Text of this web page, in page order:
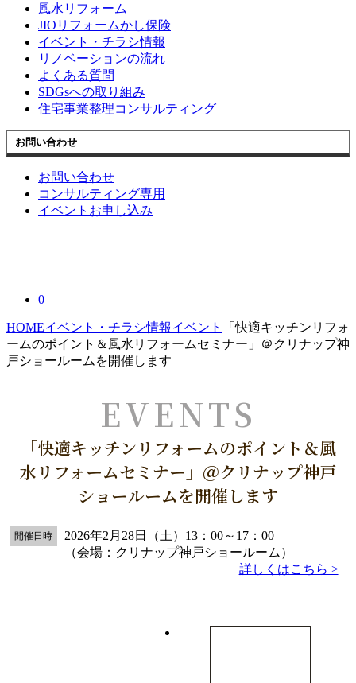
風水リフォーム
JIOリフォームかし保険
イベント・チラシ情報
リノベーションの流れ
よくある質問
SDGsへの取り組み
住宅事業整理コンサルティング
お問い合わせ
お問い合わせ
コンサルティング専用
イベントお申し込み
0
HOMEイベント・チラシ情報イベント
「快適キッチンリフォ
ームのポイント＆風水リフォームセミナー」＠クリナップ神
戸ショールームを開催します
「快適キッチンリフォームのポイント＆風
水リフォームセミナー」＠クリナップ神戸
ショールームを開催します
開催日時
2026年2月28日（土）13：00～17：00
（会場：クリナップ神戸ショールーム）
詳しくはこちら >